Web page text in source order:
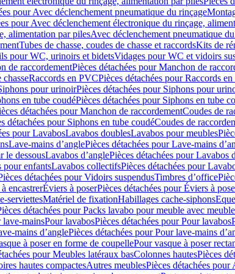
pour Avec déclenchement pneumatique du rinçage
pour Avec déclenchement électronique du rinçage,
alimentation par pilesAvec déclenchement pneumatique
Tubes de chasse, coudes de chasse et raccordsKits de
pour WC, urinoirs et bidetsVidages pour WC et vidoirs
de raccordementPièces détachées pour Manchon de
chasseRaccords en PVCPièces détachées pour Raccords
pour urinoirPièces détachées pour Siphons pour
en tube coudéPièces détachées pour Siphons en tube
détachées pour Manchon de raccordementCoudes de
détachées pour Siphons en tube coudéCoudes de
pour LavabosLavabos doublesLavabos pour meubles
Lave-mains d’anglePièces détachées pour Lave-mains
le dessousLavabos d’anglePièces détachées pour Lavabos
pour enfantsLavabos collectifsPièces détachées pour
détachées pour Vidoirs suspendusTimbres dʼoffice
encastrerÉviers à poserPièces détachées pour Éviers à
serviettesMatériel de fixationHabillages cache-siphons
détachées pour Packs lavabo pour meuble avec
lave-mainsPour lavabosPièces détachées pour Pour lavabos
mains d’anglePièces détachées pour Pour lave-mains
à poser en forme de coupellePour vasque à poser
pour Meubles latéraux basColonnes hautesPièces
hautes compactesAutres meublesPièces détachées pour